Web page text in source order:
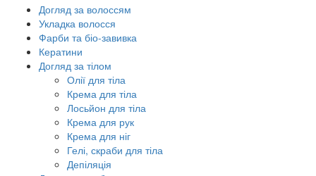
Догляд за волоссям
Укладка волосся
Фарби та біо-завивка
Кератини
Догляд за тілом
Олії для тіла
Крема для тіла
Лосьйон для тіла
Крема для рук
Крема для ніг
Гелі, скраби для тіла
Депіляція